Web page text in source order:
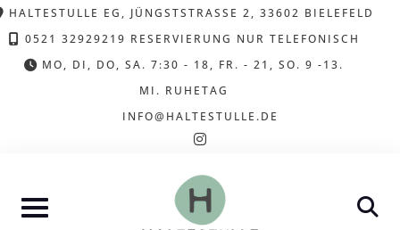
Skip
to
content
HALTESTULLE EG, JÜNGSTSTRASSE 2, 33602 BIELEFELD
0521 32929219 RESERVIERUNG NUR TELEFONISCH
MO, DI, DO, SA. 7:30 - 18, FR. - 21, SO. 9 -13.
MI. RUHETAG
INFO@HALTESTULLE.DE
instagram